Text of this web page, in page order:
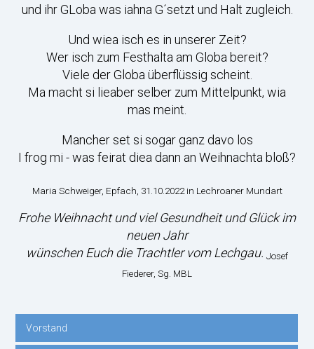
und ihr GLoba was iahna G´setzt und Halt zugleich.
Und wiea isch es in unserer Zeit?
Wer isch zum Festhalta am Globa bereit?
Viele der Globa überflüssig scheint.
Ma macht si lieaber selber zum Mittelpunkt, wia
mas meint.
Mancher set si sogar ganz davo los
I frog mi - was feirat diea dann an Weihnachta bloß?
Maria Schweiger, Epfach, 31.10.2022 in Lechroaner Mundart
Frohe Weihnacht und viel Gesundheit und Glück im
neuen Jahr
wünschen Euch die Trachtler vom Lechgau. Josef
Fiederer, Sg. MBL
Navigation
Vorstand